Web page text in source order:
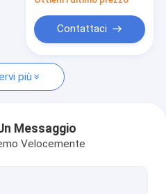
Contattaci
più
Messaggio
Velocemente